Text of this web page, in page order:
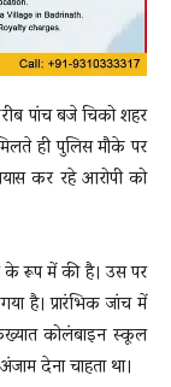
पांच बजे चिको शहर
ही पुलिस मौके पर
कर रहे आरोपी को
के रूप में की है। उस पर
है। प्रारंभिक जांच में
कोलंबाइन स्कूल
देना चाहता था।